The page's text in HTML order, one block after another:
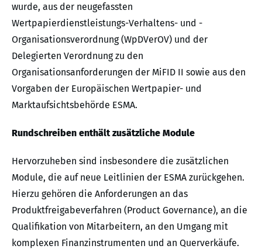
wurde, aus der neugefassten
Wertpapierdienstleistungs-Verhaltens- und -
Organisationsverordnung (WpDVerOV) und der
Delegierten Verordnung zu den
Organisationsanforderungen der MiFID II sowie aus den
Vorgaben der Europäischen Wertpapier- und
Marktaufsichtsbehörde ESMA.
Rundschreiben enthält zusätzliche Module
Hervorzuheben sind insbesondere die zusätzlichen
Module, die auf neue Leitlinien der ESMA zurückgehen.
Hierzu gehören die Anforderungen an das
Produktfreigabeverfahren (Product Governance), an die
Qualifikation von Mitarbeitern, an den Umgang mit
komplexen Finanzinstrumenten und an Querverkäufe.